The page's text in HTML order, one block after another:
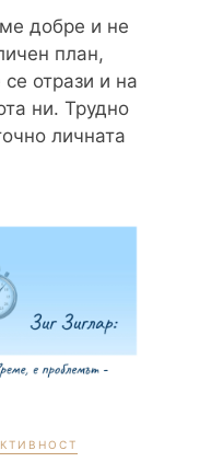
добре и не
план,
отрази и на
ни. Трудно
личната